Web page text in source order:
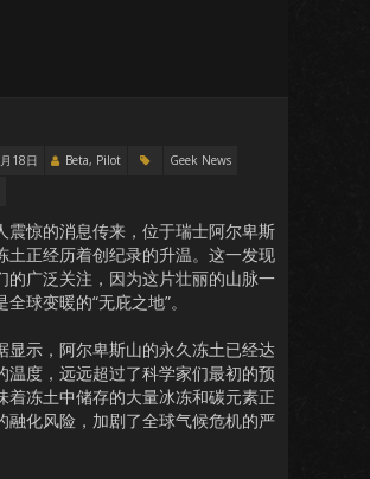
18日 Beta, Pilot
Geek News
震惊的消息传来，位于瑞士阿尔卑斯
土正经历着创纪录的升温。这一发现
的广泛关注，因为这片壮丽的山脉一
球变暖的“无庇之地”。
显示，阿尔卑斯山的永久冻土已经达
温度，远远超过了科学家们最初的预
着冻土中储存的大量冰冻和碳元素正
融化风险，加剧了全球气候危机的严